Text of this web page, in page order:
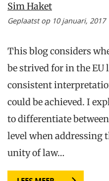
Sim Haket
Geplaatst op 10 januari, 2017
This blog considers
be strived for in the EU
consistent
could be achieved. I
to differentiate
level when addressing
unity of law…